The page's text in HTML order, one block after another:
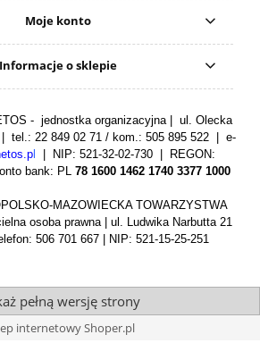
Moje konto
Informacje o sklepie
- jednostka organizacyjna | ul. Olecka
tel.: 22 849 02 71 / kom.: 505 895 522 | e-
| NIP: 521-32-02-730 | REGON:
bank: PL 78 1600 1462 1740 3377 1000
MAZOWIECKA TOWARZYSTWA
osoba prawna | ul. Ludwika Narbutta 21
506 701 667 | NIP: 521-15-25-251
pełną wersję strony
internetowy Shoper.pl